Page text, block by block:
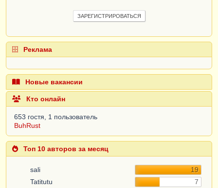
ЗАРЕГИСТРИРОВАТЬСЯ
Реклама
Новые вакансии
Кто онлайн
653 гостя, 1 пользователь
BuhRust
Топ 10 авторов за месяц
sali
19
Tatitutu
7